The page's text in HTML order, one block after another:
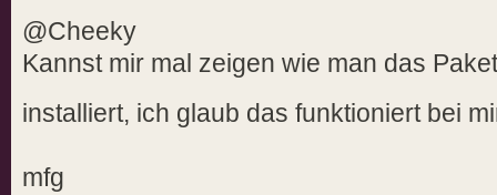
@Cheeky
Kannst mir mal zeigen wie man das
installiert, ich glaub das funktioniert bei
mfg